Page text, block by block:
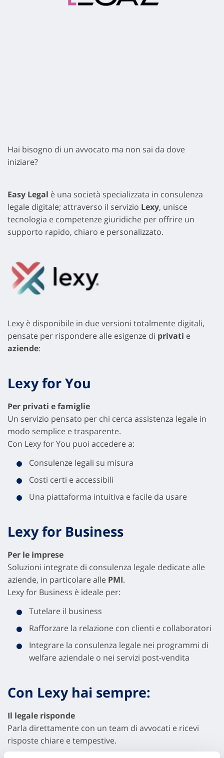
Hai bisogno di un avvocato ma non sai da dove
iniziare?
Easy Legal è una società specializzata in consulenza
legale digitale; attraverso il servizio Lexy, unisce
tecnologia e competenze giuridiche per offrire un
supporto rapido, chiaro e personalizzato.
Lexy è disponibile in due versioni totalmente digitali,
pensate per rispondere alle esigenze di privati e
aziende:
Lexy for You
Per privati e famiglie
Un servizio pensato per chi cerca assistenza legale in
modo semplice e trasparente.
Con Lexy for You puoi accedere a:
Consulenze legali su misura
Costi certi e accessibili
Una piattaforma intuitiva e facile da usare
Lexy for Business
Per le imprese
Soluzioni integrate di consulenza legale dedicate alle
aziende, in particolare alle PMI.
Lexy for Business è ideale per:
Tutelare il business
Rafforzare la relazione con clienti e collaboratori
Integrare la consulenza legale nei programmi di
welfare aziendale o nei servizi post-vendita
Con Lexy hai sempre:
Il legale risponde
Parla direttamente con un team di avvocati e ricevi
risposte chiare e tempestive.